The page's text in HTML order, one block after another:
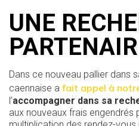
UNE
Dans ce nouveau pallier dans
caennaise a fait appel à
l’accompagner dans sa
aux nouveaux frais engendrés